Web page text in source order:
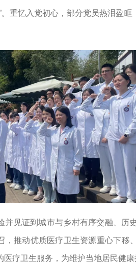
。重忆入党初心，部分党员热泪盈
并见证到城市与乡村有序交融、历
，推动优质医疗卫生资源重心下移
疗卫生服务，为维护当地居民健康